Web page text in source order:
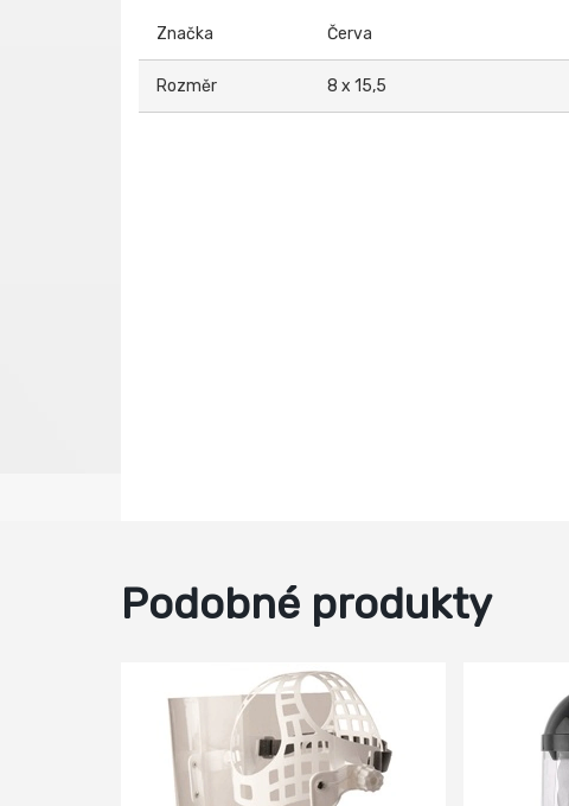
Značka Červa
Rozměr 8 x 15,5
Podobné produkty